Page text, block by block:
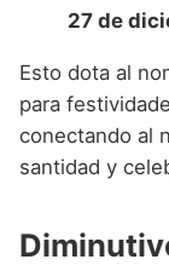
27 de
Esto dota al
para
conectando al
santidad y